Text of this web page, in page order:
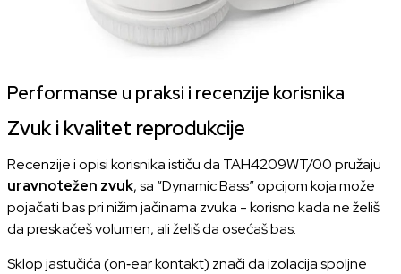
Performanse u praksi i recenzije korisnika
Zvuk i kvalitet reprodukcije
Recenzije i opisi korisnika ističu da TAH4209WT/00 pružaju
uravnotežen zvuk, sa “Dynamic Bass” opcijom koja može
pojačati bas pri nižim jačinama zvuka - korisno kada ne želiš
da preskačeš volumen, ali želiš da osećaš bas.
Sklop jastučića (on‑ear kontakt) znači da izolacija spoljne